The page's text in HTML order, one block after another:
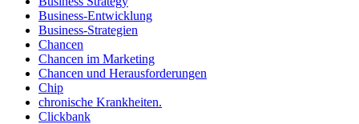
Business-Entwicklung
Business-Strategien
Chancen
Chancen im Marketing
Chancen und Herausforderungen
Chip
chronische Krankheiten.
Clickbank